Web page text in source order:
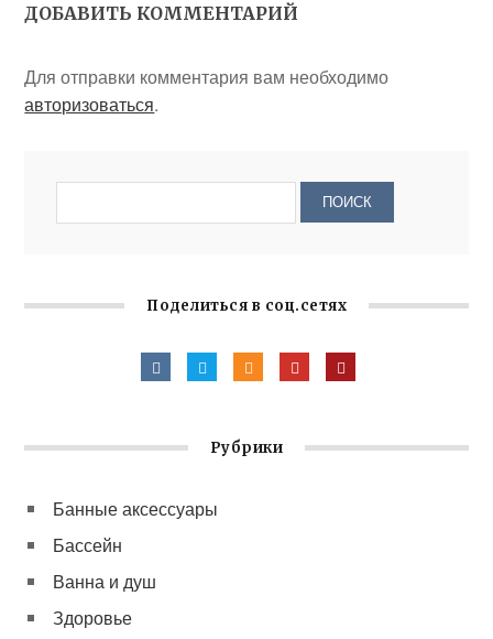
ДОБАВИТЬ КОММЕНТАРИЙ
Для отправки комментария вам необходимо
авторизоваться.
Поделиться в соц.сетях
Рубрики
Банные аксессуары
Бассейн
Ванна и душ
Здоровье